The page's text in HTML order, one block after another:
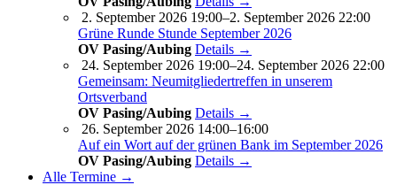
2. September 2026 19:00–2. September 2026 22:00
Grüne Runde Stunde September 2026
OV Pasing/Aubing Details →
24. September 2026 19:00–24. September 2026 22:00
Gemeinsam: Neumitgliedertreffen in unserem
Ortsverband
OV Pasing/Aubing Details →
26. September 2026 14:00–16:00
Auf ein Wort auf der grünen Bank im September 2026
OV Pasing/Aubing Details →
Alle Termine →